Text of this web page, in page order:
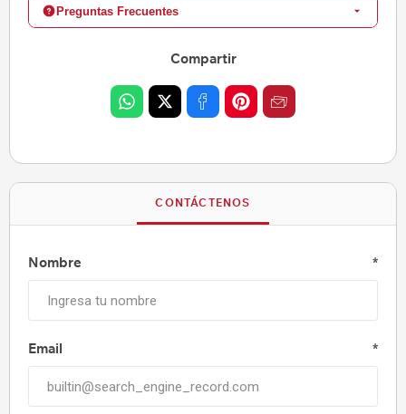
Preguntas Frecuentes
Compartir
CONTÁCTENOS
Nombre *
Email *